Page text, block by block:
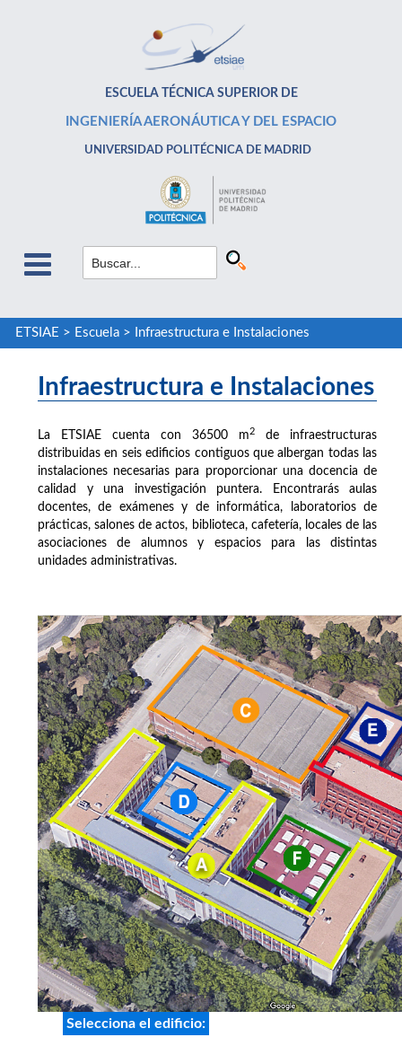
ESCUELA TÉCNICA SUPERIOR DE
INGENIERÍA AERONÁUTICA Y DEL ESPACIO
UNIVERSIDAD POLITÉCNICA DE MADRID
ETSIAE > Escuela> Infraestructura e Instalaciones
Infraestructura e Instalaciones
La ETSIAE cuenta con 36500 m2
de infraestructuras
distribuidas en seis edificios contiguos que albergan todas las
instalaciones necesarias para proporcionar una docencia de
calidad y una investigación puntera. Encontrarás aulas
docentes, de exámenes y de informática, laboratorios de
prácticas, salones de actos, biblioteca, cafetería, locales de las
asociaciones de alumnos y espacios para las distintas
unidades administrativas.
Selecciona el edificio: